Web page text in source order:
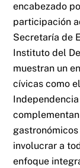
encabezado
participación
Secretaría de
Instituto del
muestran un
cívicas como
involucrar a
enfoque